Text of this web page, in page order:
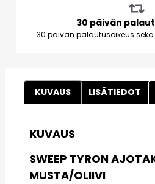
30 päivän
30 päivän palautusoikeus
KUVAUS LISÄTIEDOT
KUVAUS
SWEEP TYRON
MUSTA/OLIIVI